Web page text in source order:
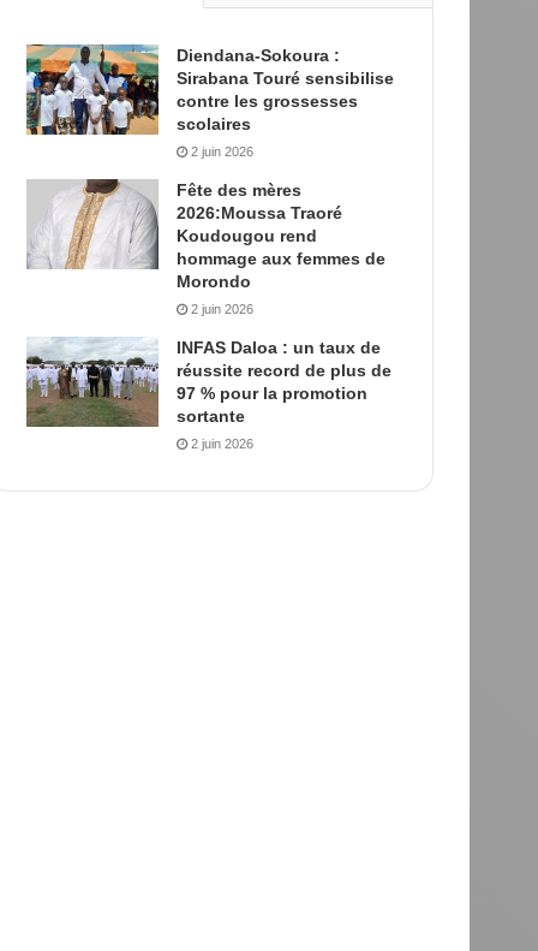
Diendana-Sokoura :
Sirabana Touré sensibilise
contre les grossesses
scolaires
2 juin 2026
Fête des mères
2026:Moussa Traoré
Koudougou rend
hommage aux femmes de
Morondo
2 juin 2026
INFAS Daloa : un taux de
réussite record de plus de
97 % pour la promotion
sortante
2 juin 2026